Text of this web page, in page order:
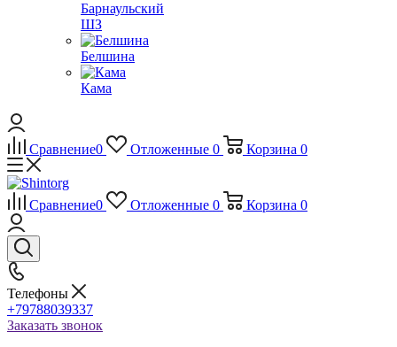
Барнаульский
ШЗ
Белшина
Кама
Сравнение0 Отложенные 0 Корзина 0
Сравнение0 Отложенные 0 Корзина 0
Телефоны
+79788039337
Заказать звонок